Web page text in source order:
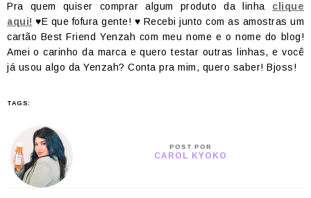
Pra quem quiser comprar algum produto da linha clique
aqui! ♥E que fofura gente! ♥ Recebi junto com as amostras um
cartão Best Friend Yenzah com meu nome e o nome do blog!
Amei o carinho da marca e quero testar outras linhas, e você
já usou algo da Yenzah? Conta pra mim, quero saber! Bjoss!
TAGS:
POST POR
CAROL KYOKO